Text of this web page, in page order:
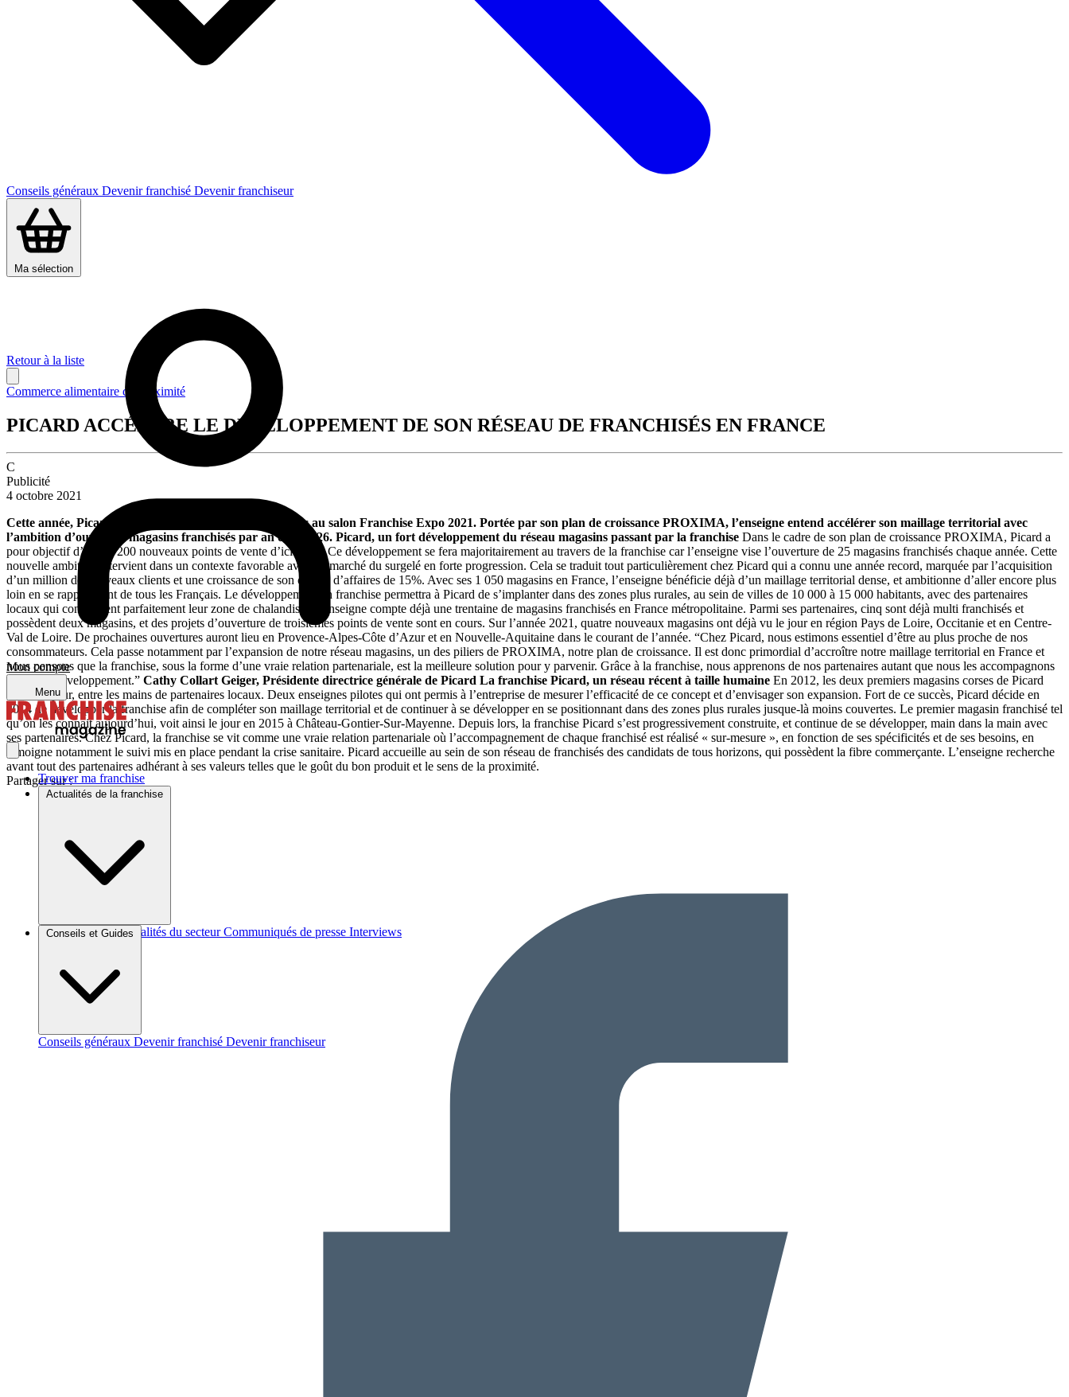
Conseils généraux Devenir franchisé Devenir franchiseur
Ma sélection
Mon compte
Menu
Trouver ma franchise
Actualités de la franchise
Brèves et actus Actualités du secteur Communiqués de presse Interviews
Conseils et Guides
Conseils généraux Devenir franchisé Devenir franchiseur
Retour à la liste
Commerce alimentaire de proximité
PICARD ACCÉLÈRE LE DÉVELOPPEMENT DE SON RÉSEAU DE FRANCHISÉS EN FRANCE
C
Publicité
4 octobre 2021
Cette année, Picard participe pour la toute première fois au salon Franchise Expo 2021. Portée par son plan de croissance PROXIMA, l’enseigne entend accélérer son maillage territorial avec
l’ambition d’ouvrir 25 magasins franchisés par an d’ici 2026. Picard, un fort développement du réseau magasins passant par la franchise Dans le cadre de son plan de croissance PROXIMA, Picard a
pour objectif d’ouvrir 200 nouveaux points de vente d’ici 2026. Ce développement se fera majoritairement au travers de la franchise car l’enseigne vise l’ouverture de 25 magasins franchisés chaque année. Cette
nouvelle ambition intervient dans un contexte favorable avec un marché du surgelé en forte progression. Cela se traduit tout particulièrement chez Picard qui a connu une année record, marquée par l’acquisition
d’un million de nouveaux clients et une croissance de son chiffre d’affaires de 15%. Avec ses 1 050 magasins en France, l’enseigne bénéficie déjà d’un maillage territorial dense, et ambitionne d’aller encore plus
loin en se rapprochant de tous les Français. Le développement en franchise permettra à Picard de s’implanter dans des zones plus rurales, au sein de villes de 10 000 à 15 000 habitants, avec des partenaires
locaux qui connaissent parfaitement leur zone de chalandise. L’enseigne compte déjà une trentaine de magasins franchisés en France métropolitaine. Parmi ses partenaires, cinq sont déjà multi franchisés et
possèdent deux magasins, et des projets d’ouverture de troisièmes points de vente sont en cours. Sur l’année 2021, quatre nouveaux magasins ont déjà vu le jour en région Pays de Loire, Occitanie et en Centre-
Val de Loire. De prochaines ouvertures auront lieu en Provence-Alpes-Côte d’Azur et en Nouvelle-Aquitaine dans le courant de l’année. “Chez Picard, nous estimons essentiel d’être au plus proche de nos
consommateurs. Cela passe notamment par l’expansion de notre réseau magasins, un des piliers de PROXIMA, notre plan de croissance. Il est donc primordial d’accroître notre maillage territorial en France et
nous pensons que la franchise, sous la forme d’une vraie relation partenariale, est la meilleure solution pour y parvenir. Grâce à la franchise, nous apprenons de nos partenaires autant que nous les accompagnons
dans leur développement.” Cathy Collart Geiger, Présidente directrice générale de Picard La franchise Picard, un réseau récent à taille humaine En 2012, les deux premiers magasins corses de Picard
voient le jour, entre les mains de partenaires locaux. Deux enseignes pilotes qui ont permis à l’entreprise de mesurer l’efficacité de ce concept et d’envisager son expansion. Fort de ce succès, Picard décide en
2014 de développer la franchise afin de compléter son maillage territorial et de continuer à se développer en se positionnant dans des zones plus rurales jusque-là moins couvertes. Le premier magasin franchisé tel
qu’on les connait aujourd’hui, voit ainsi le jour en 2015 à Château-Gontier-Sur-Mayenne. Depuis lors, la franchise Picard s’est progressivement construite, et continue de se développer, main dans la main avec
ses partenaires. Chez Picard, la franchise se vit comme une vraie relation partenariale où l’accompagnement de chaque franchisé est réalisé « sur-mesure », en fonction de ses spécificités et de ses besoins, en
témoigne notamment le suivi mis en place pendant la crise sanitaire. Picard accueille au sein de son réseau de franchisés des candidats de tous horizons, qui possèdent la fibre commerçante. L’enseigne recherche
avant tout des partenaires adhérant à ses valeurs telles que le goût du bon produit et le sens de la proximité.
Partager sur :